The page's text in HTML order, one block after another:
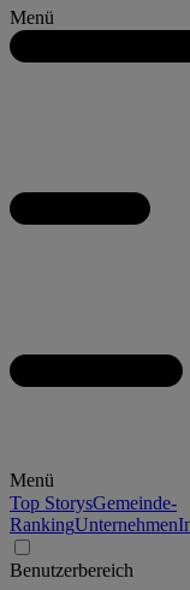
Menü
Menü
Top StorysGemeinde-
RankingUnternehmen
Benutzerbereich